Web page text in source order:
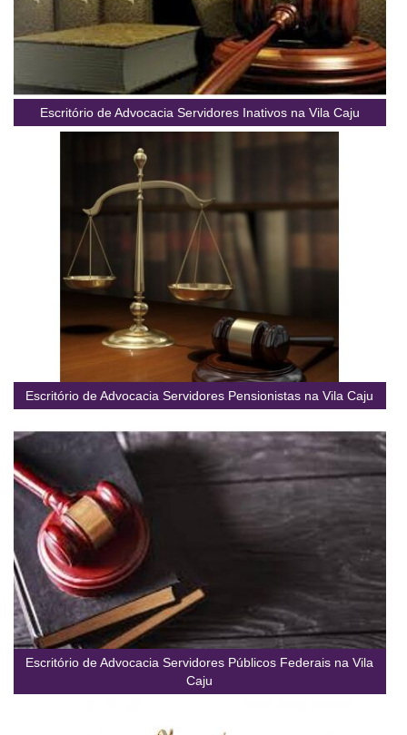
Escritório de Advocacia Servidores Inativos na Vila Caju
Escritório de Advocacia Servidores Pensionistas na Vila Caju
Escritório de Advocacia Servidores Públicos Federais na Vila
Caju